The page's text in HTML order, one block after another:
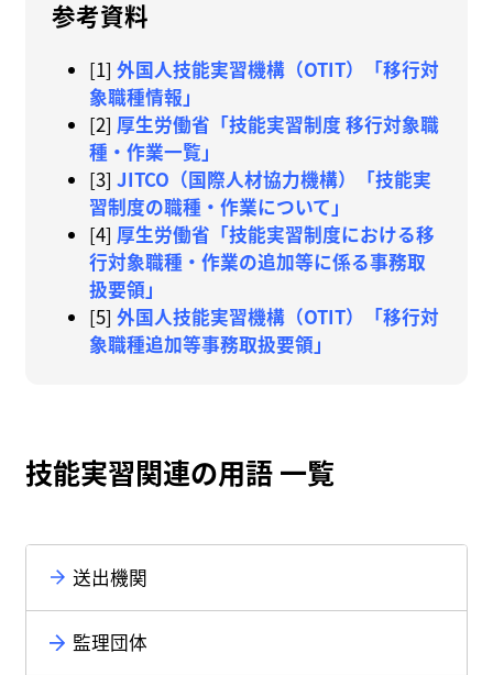
参考資料
[1] 外国人技能実習機構（OTIT）「移行対
象職種情報」
[2] 厚生労働省「技能実習制度 移行対象職
種・作業一覧」
[3] JITCO（国際人材協力機構）「技能実
習制度の職種・作業について」
[4] 厚生労働省「技能実習制度における移
行対象職種・作業の追加等に係る事務取
扱要領」
[5] 外国人技能実習機構（OTIT）「移行対
象職種追加等事務取扱要領」
技能実習関連の用語 一覧
送出機関
監理団体